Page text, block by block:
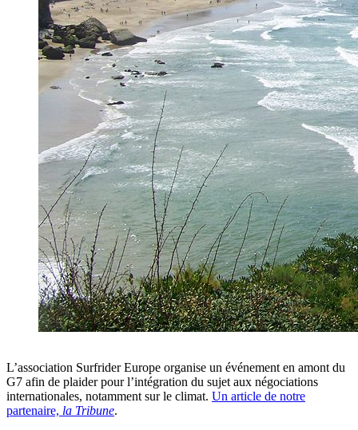
L’association Surfrider Europe organise un événement en amont du
G7 afin de plaider pour l’intégration du sujet aux négociations
internationales, notamment sur le climat. Un article de notre
partenaire, la Tribune.